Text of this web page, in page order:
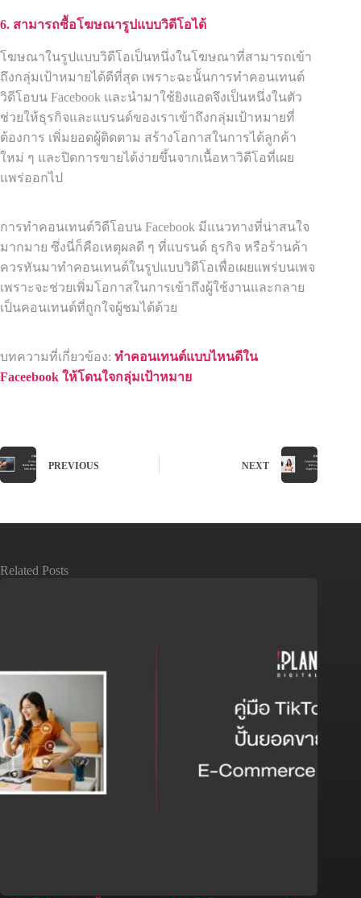
6. สามารถซื้อโฆษณารูปแบบวิดีโอได้
โฆษณาในรูปแบบวิดีโอเป็นหนึ่งในโฆษณาที่สามารถเข้า
ถึงกลุ่มเป้าหมายได้ดีที่สุด เพราะฉะนั้นการทำคอนเทนต์
วิดีโอบน Facebook และนำมาใช้ยิงแอดจึงเป็นหนึ่งในตัว
ช่วยให้ธุรกิจและแบรนด์ของเราเข้าถึงกลุ่มเป้าหมายที่
ต้องการ เพิ่มยอดผู้ติดตาม สร้างโอกาสในการได้ลูกค้า
ใหม่ ๆ และปิดการขายได้ง่ายขึ้นจากเนื้อหาวิดีโอที่เผย
แพร่ออกไป
การทำคอนเทนต์วิดีโอบน Facebook มีแนวทางที่น่าสนใจ
มากมาย ซึ่งนี่ก็คือเหตุผลดี ๆ ที่แบรนด์ ธุรกิจ หรือร้านค้า
ควรหันมาทำคอนเทนต์ในรูปแบบวิดีโอเพื่อเผยแพร่บนเพจ
เพราะจะช่วยเพิ่มโอกาสในการเข้าถึงผู้ใช้งานและกลาย
เป็นคอนเทนต์ที่ถูกใจผู้ชมได้ด้วย
บทความที่เกี่ยวข้อง: ทำคอนเทนต์แบบไหนดีใน
Faceebook ให้โดนใจกลุ่มเป้าหมาย
PREVIOUS NEXT
Related Posts